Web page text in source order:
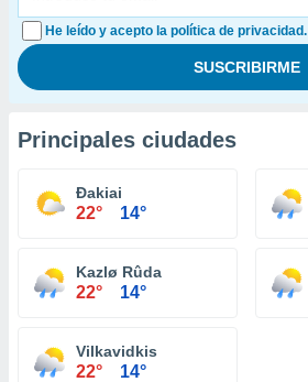
He leído y acepto la política de privacidad.
Principales ciudades
Ðakiai
22° 14°
Kazlø Rûda
22° 14°
Vilkavidkis
22° 14°